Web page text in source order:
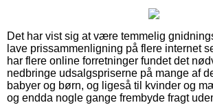
Det har vist sig at være temmelig
lave prissammenligning på flere internet
har flere online forretninger fundet det
nedbringe udsalgspriserne på mange af
babyer og børn, og ligeså til kvinder og
og endda nogle gange frembyde fragt